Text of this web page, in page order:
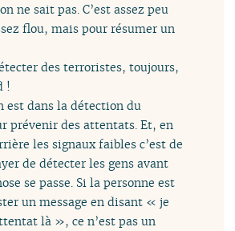
ne sait pas. C’est assez peu
flou, mais pour résumer un
des terroristes, toujours,
!
est dans la détection du
prévenir des attentats. Et, en
les signaux faibles c’est de
de détecter les gens avant
se passe. Si la personne est
un message en disant « je
là », ce n’est pas un